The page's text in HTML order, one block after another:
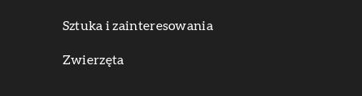
Sztuka i zainteresowania
Zwierzęta